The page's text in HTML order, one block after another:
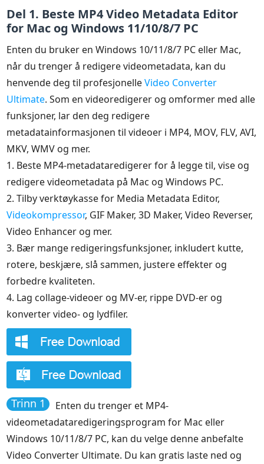
Del 1. Beste MP4 Video Metadata Editor
for Mac og Windows 11/10/8/7 PC
Enten du bruker en Windows 10/11/8/7 PC eller Mac,
når du trenger å redigere videometadata, kan du
henvende deg til profesjonelleVideo Converter
Ultimate. Som en videoredigerer og omformer med alle
funksjoner, lar den deg redigere
metadatainformasjonen til videoer i MP4, MOV, FLV, AVI,
MKV, WMV og mer.
1. Beste MP4-metadataredigerer for å legge til, vise og
redigere videometadata på Mac og Windows PC.
2. Tilby verktøykasse for Media Metadata Editor,
Videokompressor, GIF Maker, 3D Maker, Video Reverser,
Video Enhancer og mer.
3. Bær mange redigeringsfunksjoner, inkludert kutte,
rotere, beskjære, slå sammen, justere effekter og
forbedre kvaliteten.
4. Lag collage-videoer og MV-er, rippe DVD-er og
konverter video- og lydfiler.
Trinn 1
Enten du trenger et MP4-
videometadataredigeringsprogram for Mac eller
Windows 10/11/8/7 PC, kan du velge denne anbefalte
Video Converter Ultimate. Du kan gratis laste ned og